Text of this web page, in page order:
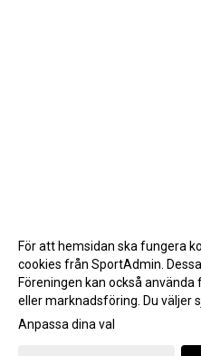
Gå till
För att hemsidan ska fungera
cookies från SportAdmin.
Föreningen kan också
eller marknadsföring. Du väljer
Anpassa dina val